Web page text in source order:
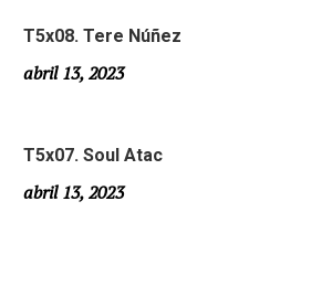
T5x08. Tere Núñez
abril 13, 2023
T5x07. Soul Atac
abril 13, 2023